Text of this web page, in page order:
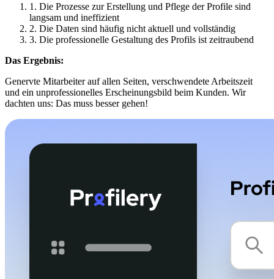
1. Die Prozesse zur Erstellung und Pflege der Profile sind
langsam und ineffizient
2. Die Daten sind häufig nicht aktuell und vollständig
3. Die professionelle Gestaltung des Profils ist zeitraubend
Das Ergebnis:
Genervte Mitarbeiter auf allen Seiten, verschwendete Arbeitszeit
und ein unprofessionelles Erscheinungsbild beim Kunden. Wir
dachten uns: Das muss besser gehen!